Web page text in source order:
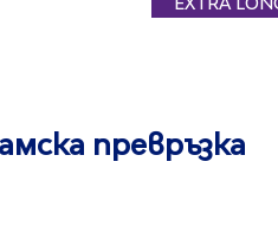
EXTRA
превръзка